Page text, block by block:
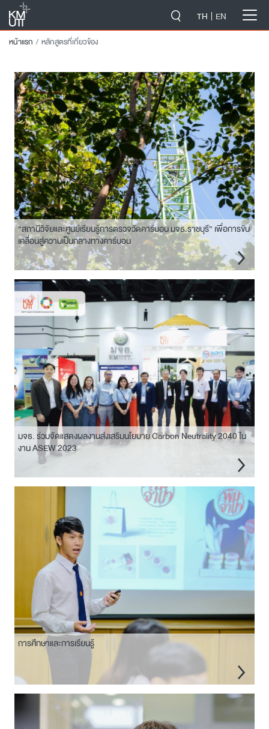
TH EN
หน้าแรก หลักสูตรที่เกี่ยวข้อง
“สถานีวิจัยและศูนย์เรียนรู้การตรวจวัดคาร์บอน มจธ.ราชบุรี” เพื่อการขับ
เคลื่อนสู่ความเป็นกลางทางคาร์บอน
มจธ. ร่วมจัดแสดงผลงานส่งเสริมนโยบาย Carbon Neutrality 2040 ใน
งาน ASEW 2023
การศึกษาและการเรียนรู้